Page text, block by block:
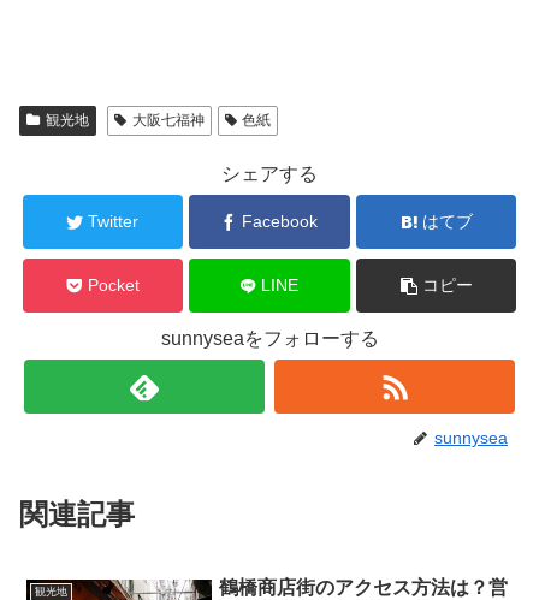
観光地 大阪七福神 色紙
シェアする
Twitter Facebook はてブ
Pocket LINE コピー
sunnyseaをフォローする
sunnysea
関連記事
観光地
鶴橋商店街のアクセス方法は？営